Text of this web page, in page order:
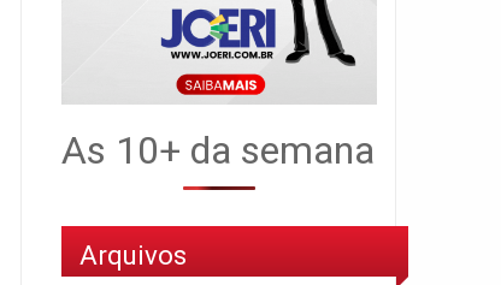
As 10+ da semana
Arquivos